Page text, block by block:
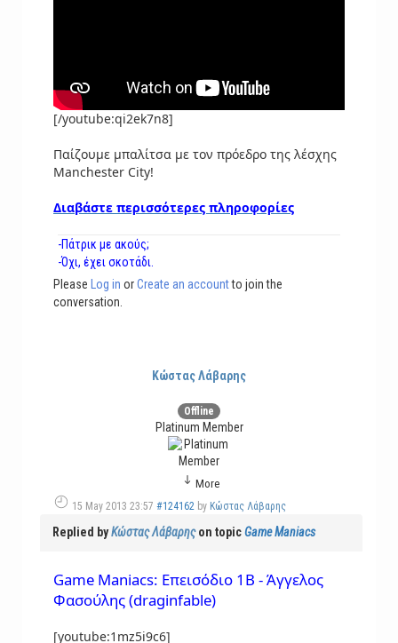
[/youtube:qi2ek7n8]
Παίζουμε μπαλίτσα με τον πρόεδρο της λέσχης
Manchester City!
Διαβάστε περισσότερες πληροφορίες
-Πάτρικ με ακούς;
-Όχι, έχει σκοτάδι.
Please Log in orCreate an accountto join the
conversation.
Κώστας Λάβαρης
Offline
Platinum Member
More
15 May 2013 23:57 #124162 by Κώστας Λάβαρης
Replied byΚώστας Λάβαρηςon topicGame Maniacs
Game Maniacs: Επεισόδιο 1Β - Άγγελος
Φασούλης (draginfable)
[youtube:1mz5i9c6]